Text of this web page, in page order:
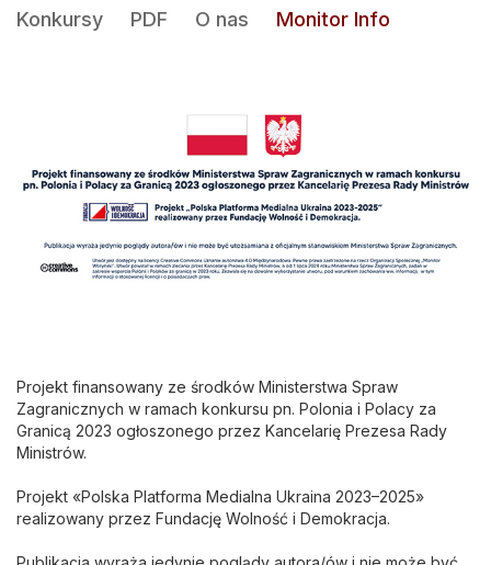
Konkursy
PDF O nas Monitor Info
Projekt finansowany ze środków Ministerstwa Spraw
Zagranicznych w ramach konkursu pn. Polonia i Polacy za
Granicą 2023 ogłoszonego przez Kancelarię Prezesa Rady
Ministrów.
Projekt «Polska Platforma Medialna Ukraina 2023–2025»
realizowany przez Fundację Wolność i Demokracja.